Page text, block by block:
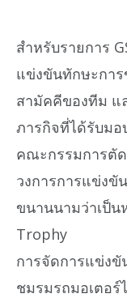
สำหรับรายการ
แข่งขันทักษะกา
สามัคคีของทีม แ
ภารกิจที่ได้รับมอ
คณะกรรมการตั
วงการการแข่ง
ขนานนามว่าเป็น
Trophy
การจัดการแข่งขั
ชมรมรถมอเตอร์